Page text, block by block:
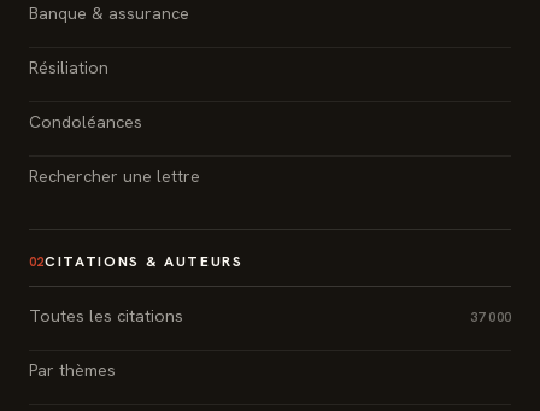
Banque & assurance
Résiliation
Condoléances
Rechercher une lettre
02CITATIONS & AUTEURS
Toutes les citations 37 000
Par thèmes